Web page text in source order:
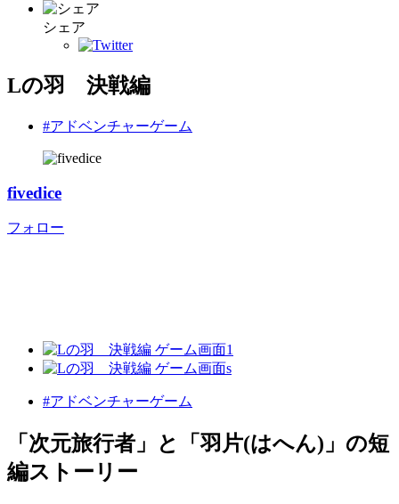
シェア
Lの羽 決戦編
#アドベンチャーゲーム
fivedice
フォロー
#アドベンチャーゲーム
「次元旅行者」と「羽片(はへん)」の短
編ストーリー